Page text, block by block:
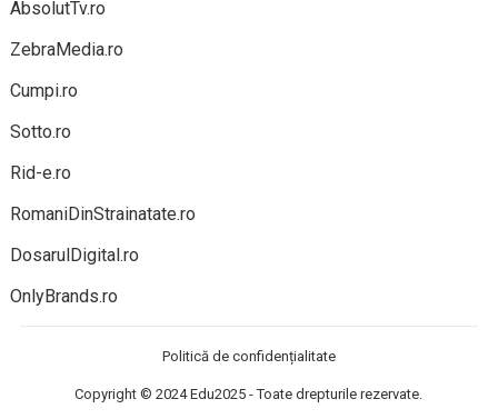
AbsolutTv.ro
ZebraMedia.ro
Cumpi.ro
Sotto.ro
Rid-e.ro
RomaniDinStrainatate.ro
DosarulDigital.ro
OnlyBrands.ro
Politică de confidențialitate
Copyright © 2024Edu2025 - Toate drepturile rezervate.